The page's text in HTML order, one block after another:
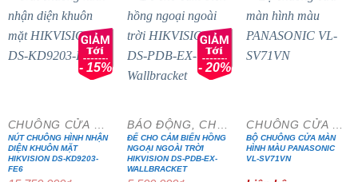
- 15%
NÚT CHUÔNG HÌNH NHẬN
DIỆN KHUÔN MẶT
HIKVISION DS-KD9203-
FE6
- 20%
ĐẾ CHO CẢM BIẾN HỒNG
NGOẠI NGOÀI TRỜI
HIKVISION DS-PDB-EX-
WALLBRACKET
BỘ CHUÔNG CỬA MÀN
HÌNH MÀU PANASONIC
VL-SV71VN